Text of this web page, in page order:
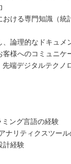
おける専門知識（
、論理的なドキュメ
客様へのコミュニケ
先端デジタルテク
ミング言語の経験
ナリティクスツー
計経験